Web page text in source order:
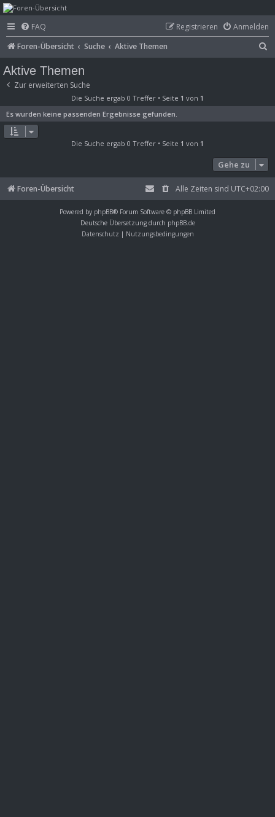
mega-hz - classic
computer &
electronics
FAQ Anmelden
Registrieren
Foren-Übersicht
Suche Aktive Themen
e
Aktive Themen
Zur erweiterten Suche
Die Suche ergab 0 Treffer • Seite 1 von 1
Es wurden keine passenden Ergebnisse gefunden.
Die Suche ergab 0 Treffer • Seite 1 von 1
Gehe zu
Foren-Übersicht Alle Zeiten sind UTC+02:00
Powered by phpBB® Forum Software © phpBB Limited
Deutsche Übersetzung durch phpBB.de
Datenschutz | Nutzungsbedingungen